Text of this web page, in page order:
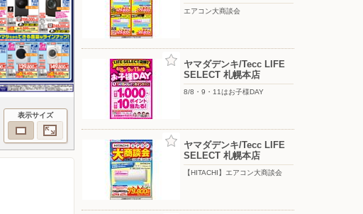
表示サイズ
エアコン大商談会
ヤマダデンキ/Tecc LIFE
SELECT 札幌本店
8/8・9・11はお子様DAY
ヤマダデンキ/Tecc LIFE
SELECT 札幌本店
【HITACHI】エアコン大商談会